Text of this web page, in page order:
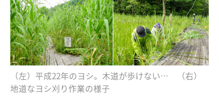
（左）平成22年のヨシ。木道が歩けない… （右）
地道なヨシ刈り作業の様子